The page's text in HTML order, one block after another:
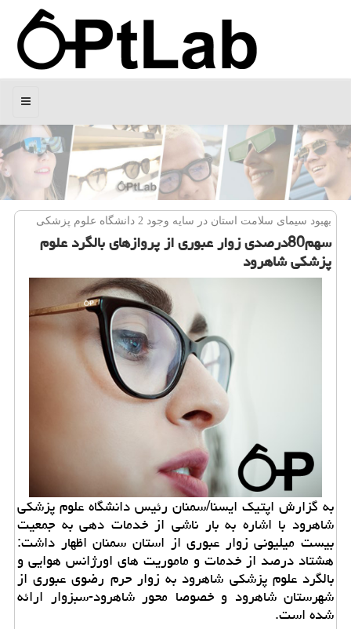
منو
بهبود سیمای سلامت استان در سایه وجود 2 دانشگاه علوم پزشكی
سهم80درصدی زوار عبوری از پروازهای بالگرد علوم
پزشكی شاهرود
به گزارش اپتیك ایسنا/سمنان رئیس دانشگاه علوم پزشكی
شاهرود با اشاره به بار ناشی از خدمات دهی به جمعیت
بیست میلیونی زوار عبوری از استان سمنان اظهار داشت:
هشتاد درصد از خدمات و ماموریت های اورژانس هوایی و
بالگرد علوم پزشكی شاهرود به زوار حرم رضوی عبوری از
شهرستان شاهرود و خصوصا محور شاهرود-سبزوار ارائه
شده است.